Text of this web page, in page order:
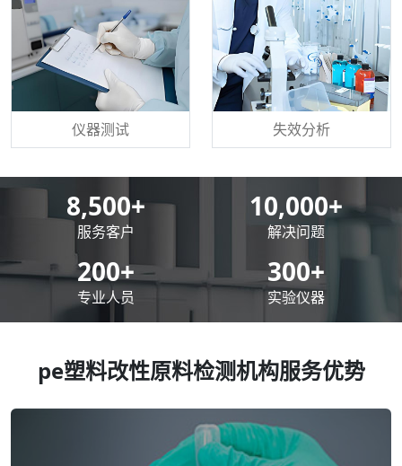
仪器测试 失效分析
8,500+
服务客户
10,000+
解决问题
200+
专业人员
300+
实验仪器
pe塑料改性原料检测机构服务优势